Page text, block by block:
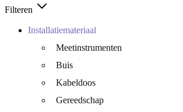
Filteren
Installatiemateriaal
Meetinstrumenten
Buis
Kabeldoos
Gereedschap